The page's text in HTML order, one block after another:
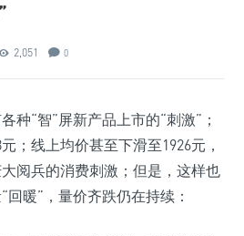
2,051 0
种“智”屏新产品上市的“刺激”；
；线上均价甚至下滑至1926元，
阅兵的消费刺激；但是，这样也
暖”，量价齐跌仍在持续：